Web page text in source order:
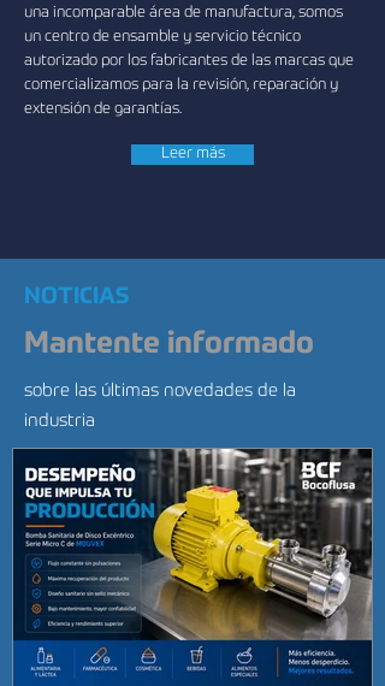
una incomparable área de manufactura, somos
un centro de ensamble y servicio técnico
autorizado por los fabricantes de las marcas que
comercializamos para la revisión, reparación y
extensión de garantías.
Leer más
NOTICIAS
Mantente informado
sobre las últimas novedades de la
industria